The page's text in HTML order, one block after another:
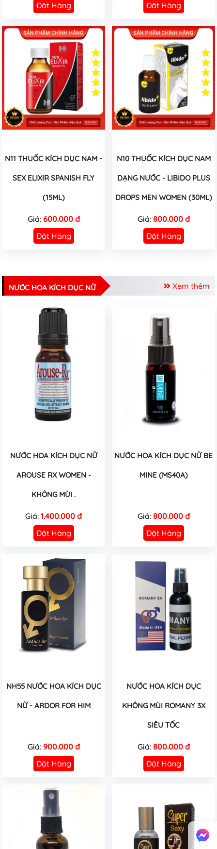
Đặt Hàng
Đặt Hàng
N11 THUỐC KÍCH DỤC NAM -
SEX ELIXIR SPANISH FLY
(15ML)
Giá: 600.000 đ
Đặt Hàng
N10 THUỐC KÍCH DỤC NAM
DẠNG NƯỚC - LIBIDO PLUS
DROPS MEN WOMEN (30ML)
Giá: 800.000 đ
Đặt Hàng
Xem thêm
NƯỚC HOA KÍCH DỤC NỮ
NƯỚC HOA KÍCH DỤC NỮ
AROUSE RX WOMEN -
KHÔNG MÙI .
Giá: 1.400.000 đ
Đặt Hàng
NƯỚC HOA KÍCH DỤC NỮ BE
MINE (MS40A)
Giá: 800.000 đ
Đặt Hàng
NH55 NƯỚC HOA KÍCH DỤC
NỮ - ARDOR FOR HIM
Giá: 900.000 đ
Đặt Hàng
NƯỚC HOA KÍCH DỤC
KHÔNG MÙI ROMANY 3X
SIÊU TỐC
Giá: 800.000 đ
Đặt Hàng